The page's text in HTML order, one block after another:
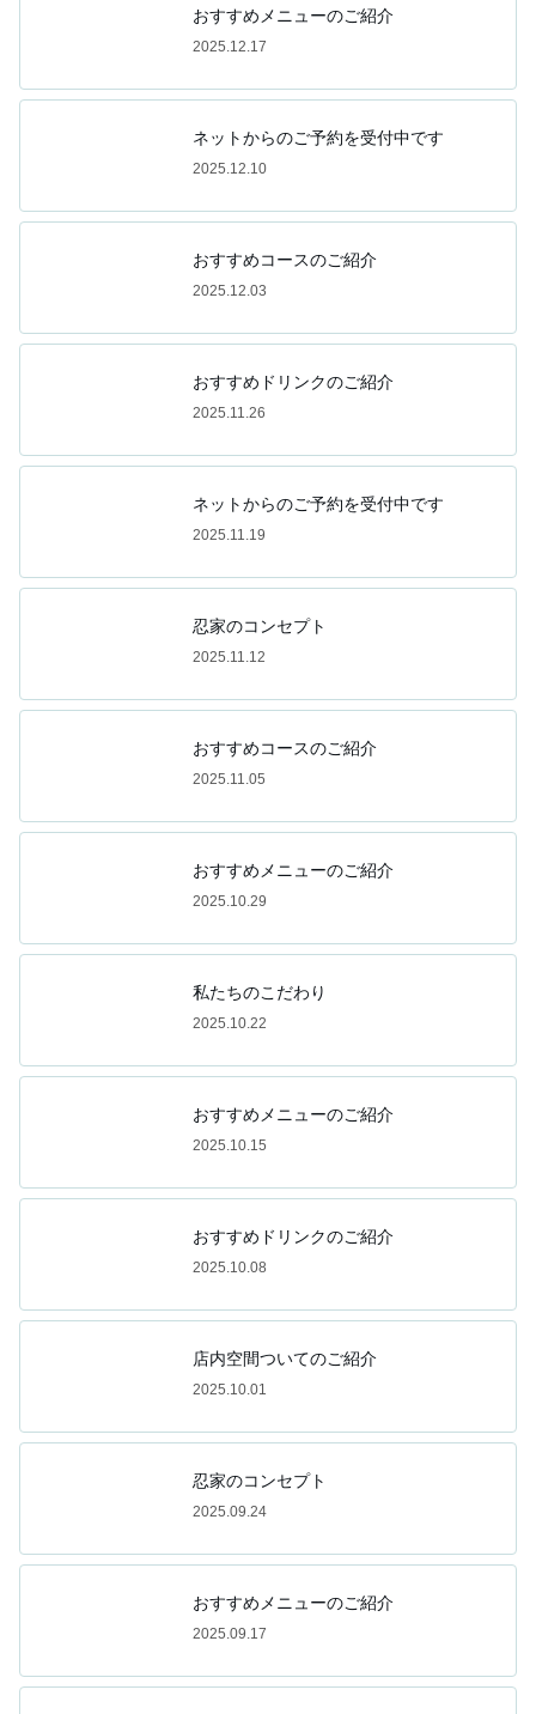
おすすめメニューのご紹介
2025.12.17
ネットからのご予約を受付中です
2025.12.10
おすすめコースのご紹介
2025.12.03
おすすめドリンクのご紹介
2025.11.26
ネットからのご予約を受付中です
2025.11.19
忍家のコンセプト
2025.11.12
おすすめコースのご紹介
2025.11.05
おすすめメニューのご紹介
2025.10.29
私たちのこだわり
2025.10.22
おすすめメニューのご紹介
2025.10.15
おすすめドリンクのご紹介
2025.10.08
店内空間ついてのご紹介
2025.10.01
忍家のコンセプト
2025.09.24
おすすめメニューのご紹介
2025.09.17